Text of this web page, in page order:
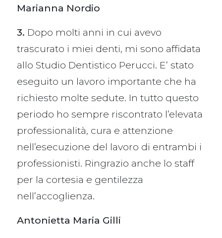
Marianna Nordio
3. Dopo molti anni in cui avevo
trascurato i miei denti, mi sono affidata
allo Studio Dentistico Perucci. E’ stato
eseguito un lavoro importante che ha
richiesto molte sedute. In tutto questo
periodo ho sempre riscontrato l’elevata
professionalità, cura e attenzione
nell’esecuzione del lavoro di entrambi i
professionisti. Ringrazio anche lo staff
per la cortesia e gentilezza
nell’accoglienza.
Antonietta Maria Gilli